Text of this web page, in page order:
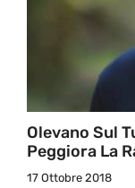
Olevano Sul
Peggiora La
17 Ottobre 2018